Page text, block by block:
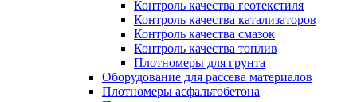
Контроль качества геотекстиля
Контроль качества катализаторов
Контроль качества смазок
Контроль качества топлив
Плотномеры для грунта
Оборудование для рассева материалов
Плотномеры асфальтобетона